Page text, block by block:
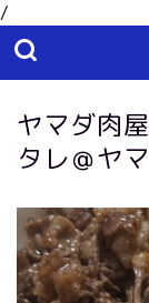
/
ヤマダ肉
タレ＠ヤ